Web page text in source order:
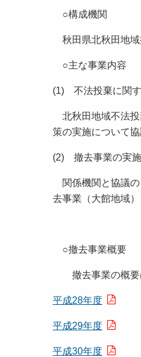
○構成機関
秋田県北秋田地域
○主な事業内容
(1) 不法投棄に関
北秋田地域不法投
策の実施について協
(2) 撤去事業の実施
関係機関と協議の
去事業（大館地域）
○撤去事業概要
撤去事業の概要
平成28年度
平成29年度
平成30年度